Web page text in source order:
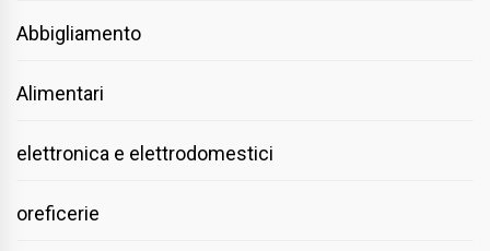
Abbigliamento
Alimentari
elettronica e elettrodomestici
oreficerie